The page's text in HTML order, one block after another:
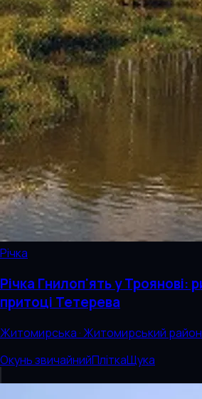
Річка
Річка Гнилоп'ять у Троянові:
притоці Тетерева
Житомирська · Житомирський район
Окунь звичайнийПліткаЩука